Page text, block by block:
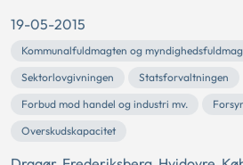
19-05-2015
Kommunalfuldmagten og
Sektorlovgivningen
Statsforvaltningen
Forbud mod handel og industri mv.
Overskudskapacitet